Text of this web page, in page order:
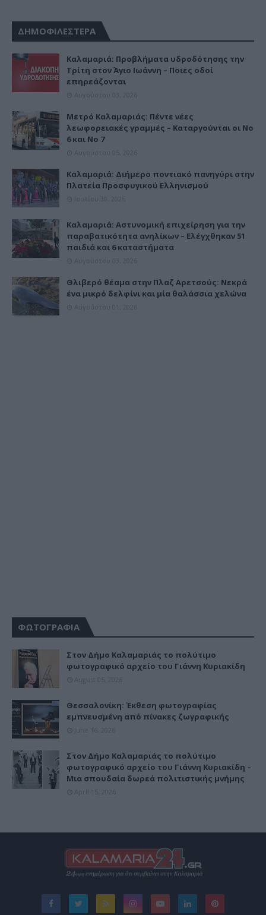
ΔΗΜΟΦΙΛΕΣΤΕΡΑ
Καλαμαριά: Προβλήματα υδροδότησης την
Τρίτη στον Άγιο Ιωάννη – Ποιες οδοί
επηρεάζονται
Μετρό Καλαμαριάς: Πέντε νέες
λεωφορειακές γραμμές – Καταργούνται οι Νο
6 και Νο 7
Καλαμαριά: Διήμερο ποντιακό πανηγύρι στην
Πλατεία Προσφυγικού Ελληνισμού
Καλαμαριά: Αστυνομική επιχείρηση για την
παραβατικότητα ανηλίκων – Ελέγχθηκαν 51
παιδιά και 6 καταστήματα
Θλιβερό θέαμα στην Πλαζ Αρετσούς: Νεκρά
ένα μικρό δελφίνι και μία θαλάσσια χελώνα
ΦΩΤΟΓΡΑΦΙΑ
Στον Δήμο Καλαμαριάς το πολύτιμο
φωτογραφικό αρχείο του Γιάννη Κυριακίδη
Θεσσαλονίκη: Έκθεση φωτογραφίας
εμπνευσμένη από πίνακες ζωγραφικής
Στον Δήμο Καλαμαριάς το πολύτιμο
φωτογραφικό αρχείο του Γιάννη Κυριακίδη –
Μια σπουδαία δωρεά πολιτιστικής μνήμης